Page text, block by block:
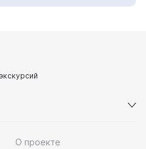
О проекте